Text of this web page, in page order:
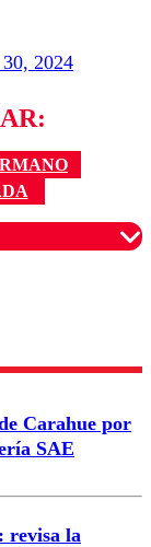
2024
un
Carahue por
SAE
revisa la